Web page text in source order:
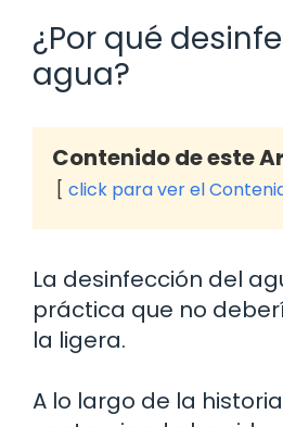
¿Por qué
agua?
Contenido de este
click para ver el
La desinfección del
práctica que no
la ligera.
A lo largo de la